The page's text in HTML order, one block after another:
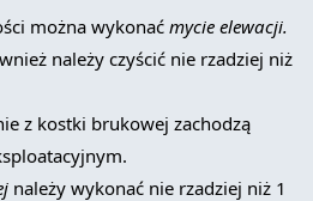
można wykonać mycie elewacji.
należy czyścić nie rzadziej niż
z kostki brukowej zachodzą
należy wykonać nie rzadziej niż 1